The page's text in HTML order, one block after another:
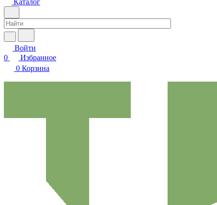
Каталог
Войти
0
Избранное
0 Корзина